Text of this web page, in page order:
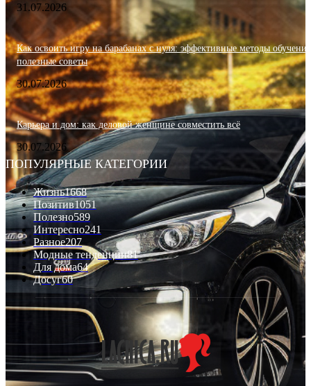
31.07.2026
Как освоить игру на барабанах с нуля: эффективные методы
полезные советы
30.07.2026
Карьера и дом: как деловой женщине совместить всё
30.07.2026
ПОПУЛЯРНЫЕ КАТЕГОРИИ
Жизнь1668
Позитив1051
Полезно589
Интересно241
Разное207
Модные тенденции81
Для дома64
Досуг60